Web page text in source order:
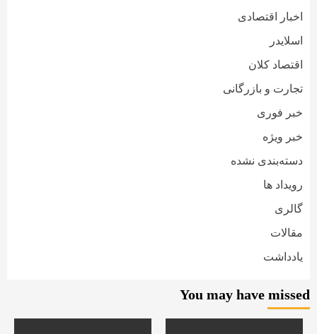
اخبار اقتصادی
اسلایدر
اقتصاد کلان
تجارت و بازرگانی
خبر فوری
خبر ویژه
دسته‌بندی نشده
رویداد ها
گالری
مقالات
یادداشت
You may have missed